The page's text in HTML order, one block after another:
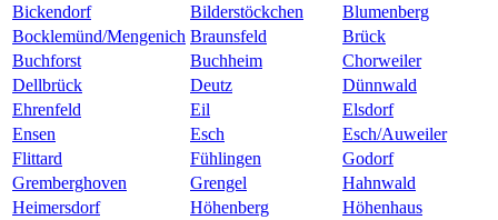
Bickendorf
Bilderstöckchen
Blumenberg
Bocklemünd/Mengenich Braunsfeld
Brück
Buchforst
Buchheim
Chorweiler
Dellbrück
Deutz
Dünnwald
Ehrenfeld
Eil
Elsdorf
Ensen
Esch
Esch/Auweiler
Flittard
Fühlingen
Godorf
Gremberghoven
Grengel
Hahnwald
Heimersdorf
Höhenberg
Höhenhaus